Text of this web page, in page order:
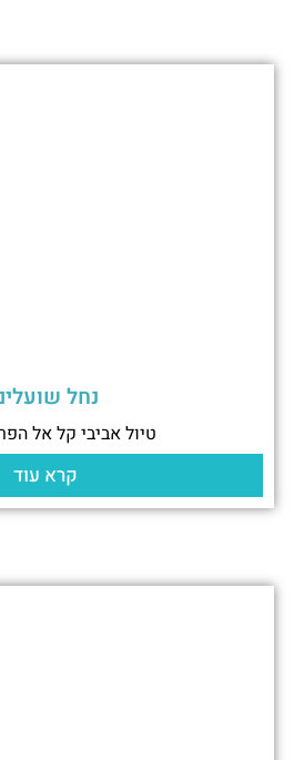
נחל
טיול אביבי קל אל
קרא עוד